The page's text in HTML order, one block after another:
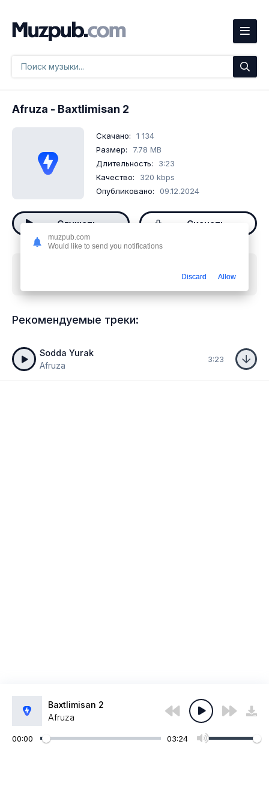
Afruza - Baxtlimisan 2
Скачано:
1 134
Размер:
7.78 MB
Длительность:
3:23
Качество:
320 kbps
Опубликовано:
09.12.2024
Слушать Скачать
Рекомендуемые треки:
Sodda Yurak
Afruza
3:23
Baxtlimisan 2
Afruza
00:00 03:24
muzpub.com
Would like to send you notifications
Discard Allow